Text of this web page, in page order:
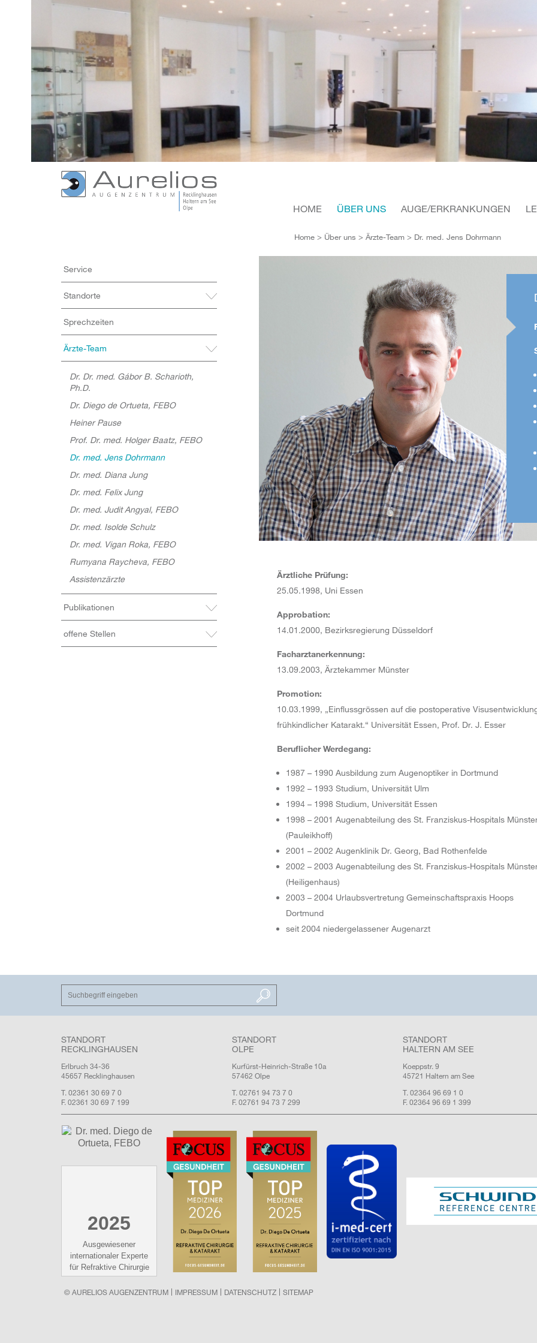
HOME ÜBER UNS AUGE/ERKRANKUNGEN
Home > Über uns > Ärzte-Team > Dr. med. Jens Dohrmann
Service
Standorte
Sprechzeiten
Ärzte-Team
Dr. Dr. med. Gábor B. Scharioth,
Ph.D.
Dr. Diego de Ortueta, FEBO
Heiner Pause
Prof. Dr. med. Holger Baatz, FEBO
Dr. med. Jens Dohrmann
Dr. med. Diana Jung
Dr. med. Felix Jung
Dr. med. Judit Angyal, FEBO
Dr. med. Isolde Schulz
Dr. med. Vigan Roka, FEBO
Rumyana Raycheva, FEBO
Assistenzärzte
Publikationen
offene Stellen
Ärztliche Prüfung:
25.05.1998, Uni Essen
Approbation:
14.01.2000, Bezirksregierung Düsseldorf
Facharztanerkennung:
13.09.2003, Ärztekammer Münster
Promotion:
10.03.1999, „Einflussgrössen auf die postoperative
frühkindlicher Katarakt.“ Universität Essen, Prof. Dr. J. Esser
Beruflicher Werdegang:
1987 – 1990 Ausbildung zum Augenoptiker in Dortmund
1992 – 1993 Studium, Universität Ulm
1994 – 1998 Studium, Universität Essen
1998 – 2001 Augenabteilung des St. Franziskus-Hospitals
(Pauleikhoff)
2001 – 2002 Augenklinik Dr. Georg, Bad Rothenfelde
2002 – 2003 Augenabteilung des St. Franziskus-Hospitals
(Heiligenhaus)
2003 – 2004 Urlaubsvertretung Gemeinschaftspraxis Hoops
Dortmund
seit 2004 niedergelassener Augenarzt
SUCHEN
STANDORT
RECKLINGHAUSEN
Erlbruch 34-36
45657 Recklinghausen
T. 02361 30 69 7 0
F. 02361 30 69 7 199
STANDORT
OLPE
Kurfürst-Heinrich-Straße 10a
57462 Olpe
T. 02761 94 73 7 0
F. 02761 94 73 7 299
STANDORT
HALTERN AM SEE
Koeppstr. 9
45721 Haltern am See
T. 02364 96 69 1 0
F. 02364 96 69 1 399
2025
Ausgewiesener
internationaler Experte
für Refraktive Chirurgie
© AURELIOS AUGENZENTRUM IMPRESSUM DATENSCHUTZ SITEMAP